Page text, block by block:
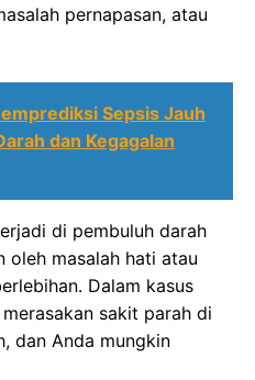
pernapasan, atau
Sepsis Jauh
dan Kegagalan
di pembuluh darah
oleh masalah hati atau
Dalam kasus
sakit parah di
dan Anda mungkin